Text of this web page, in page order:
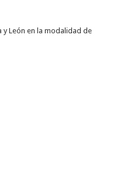
y León en la modalidad de